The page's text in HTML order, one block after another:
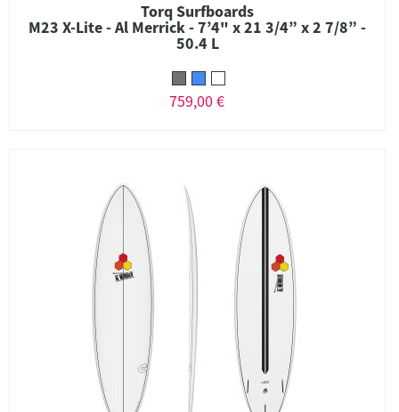
Torq Surfboards
M23 X-Lite - Al Merrick - 7’4" x 21 3/4” x 2 7/8” -
50.4 L
759,00 €